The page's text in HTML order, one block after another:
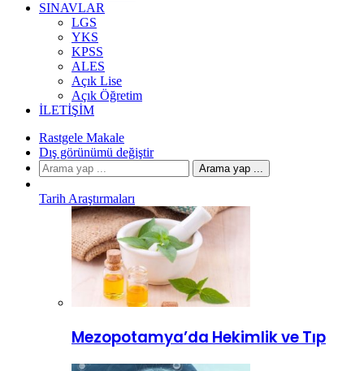
SINAVLAR
LGS
YKS
KPSS
ALES
Açık Lise
Açık Öğretim
İLETIŞIM
Rastgele Makale
Dış görünümü değiştir
Arama yap ...
Tarih Araştırmaları
Mezopotamya’da Hekimlik ve Tıp